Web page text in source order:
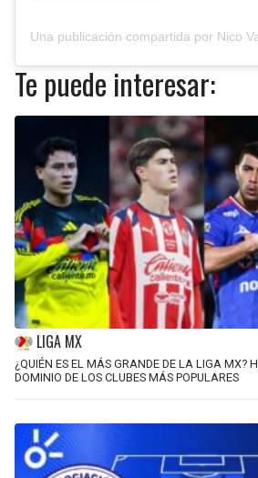
Te puede interesar:
LIGA MX
¿QUIÉN ES EL MÁS GRANDE DE LA LIGA MX?
DOMINIO DE LOS CLUBES MÁS POPULARES